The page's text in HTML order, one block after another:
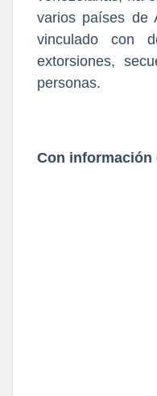
varios países de
vinculado con
extorsiones,
personas.
Con información